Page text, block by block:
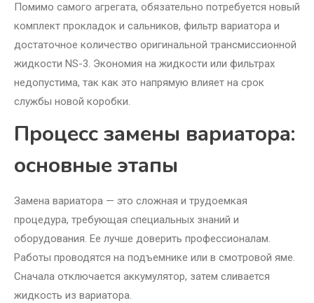
Помимо самого агрегата, обязательно потребуется новый
комплект прокладок и сальников, фильтр вариатора и
достаточное количество оригинальной трансмиссионной
жидкости NS-3. Экономия на жидкости или фильтрах
недопустима, так как это напрямую влияет на срок
службы новой коробки.
Процесс замены вариатора:
основные этапы
Замена вариатора — это сложная и трудоемкая
процедура, требующая специальных знаний и
оборудования. Ее лучше доверить профессионалам.
Работы проводятся на подъемнике или в смотровой яме.
Сначала отключается аккумулятор, затем сливается
жидкость из вариатора.